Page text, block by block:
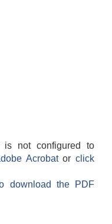
is not configured to
Acrobatorclick
download the PDF